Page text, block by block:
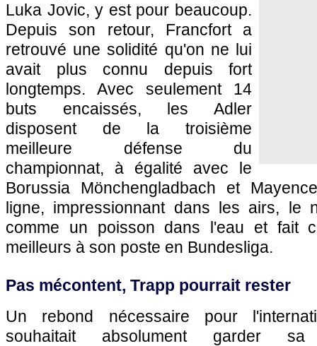
Luka Jovic, y est pour beaucoup.
Depuis son retour, Francfort a
retrouvé une solidité qu'on ne lui
avait plus connu depuis fort
longtemps. Avec seulement 14
buts encaissés, les Adler
disposent de la troisième
meilleure défense du
championnat, à égalité avec le
Borussia Mönchengladbach et
ligne, impressionnant dans les airs, le
comme un poisson dans l'eau et fait
meilleurs à son poste en Bundesliga.
Pas mécontent, Trapp pourrait rester
Un rebond nécessaire pour
souhaitait absolument garder